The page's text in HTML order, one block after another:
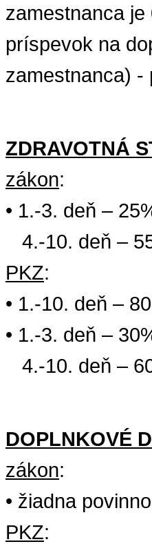
zamestnancaje
príspevok na
zamestnanca) -
ZDRAVOTNÁ
zákon:
• 1.-3. deň –
4.-10. deň –
PKZ:
• 1.-10. deň –
• 1.-3. deň –
4.-10. deň –
DOPLNKOVÉ
zákon:
• žiadna
PKZ: